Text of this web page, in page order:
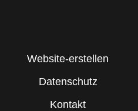
Website-erstellen
Datenschutz
Kontakt